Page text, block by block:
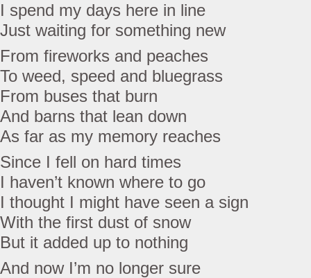
I spend my days here in line
Just waiting for something new
From fireworks and peaches
To weed, speed and bluegrass
From buses that burn
And barns that lean down
As far as my memory reaches
Since I fell on hard times
I haven’t known where to go
I thought I might have seen a sign
With the first dust of snow
But it added up to nothing
And now I’m no longer sure